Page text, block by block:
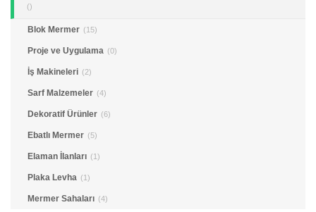
()
Blok Mermer (15)
Proje ve Uygulama (0)
İş Makineleri (2)
Sarf Malzemeler (4)
Dekoratif Ürünler (6)
Ebatlı Mermer (5)
Elaman İlanları (1)
Plaka Levha (1)
Mermer Sahaları (4)